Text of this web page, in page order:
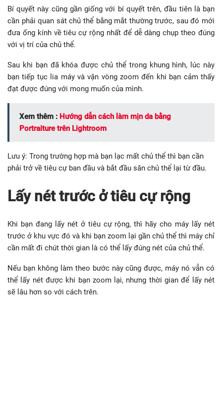
Bí quyết này cũng gần giống với bí quyết trên, đầu tiên là bạn
cần phải quan sát chủ thể bằng mắt thường trước, sau đó mới
đưa ống kính về tiêu cự rộng nhất để dễ dàng chụp theo đúng
với vị trí của chủ thể.
Sau khi bạn đã khóa được chủ thể trong khung hình, lúc này
bạn tiếp tục lia máy và vặn vòng zoom đến khi bạn cảm thấy
đạt được đúng với mong muốn của mình.
Xem thêm : Hướng dẫn cách làm mịn da bằng
Portraiture trên Lightroom
Lưu ý: Trong trường hợp mà bạn lạc mất chủ thể thì bạn cần
phải trở về tiêu cự ban đầu và bắt đầu săn chủ thể lại từ đầu.
Lấy nét trước ở tiêu cự rộng
Khi bạn đang lấy nét ở tiêu cự rộng, thì hãy cho máy lấy nét
trước ở khu vực đó và khi bạn zoom lại gần chủ thể thì máy chỉ
cần mất đi chút thời gian là có thể lấy đúng nét của chủ thể.
Nếu bạn không làm theo bước này cũng được, máy nó vẫn có
thể lấy nét được khi bạn zoom lại, nhưng thời gian để lấy nét
sẽ lâu hơn so với cách trên.